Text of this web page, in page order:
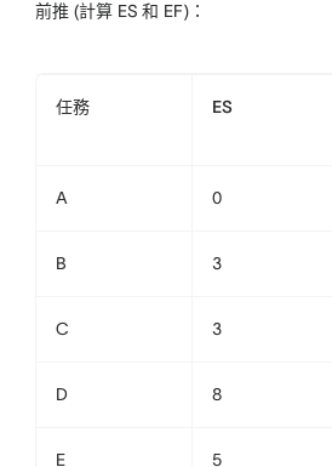
前推 (計算 ES 和 EF)：
任務 ES
A 0
B 3
C 3
D 8
E 5